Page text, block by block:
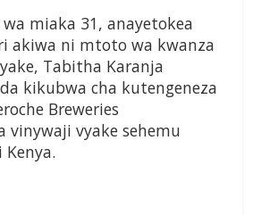
miaka 31, anayetokea
akiwa ni mtoto wa kwanza
Tabitha Karanja
kikubwa cha kutengeneza
Breweries
vinywaji vyake sehemu